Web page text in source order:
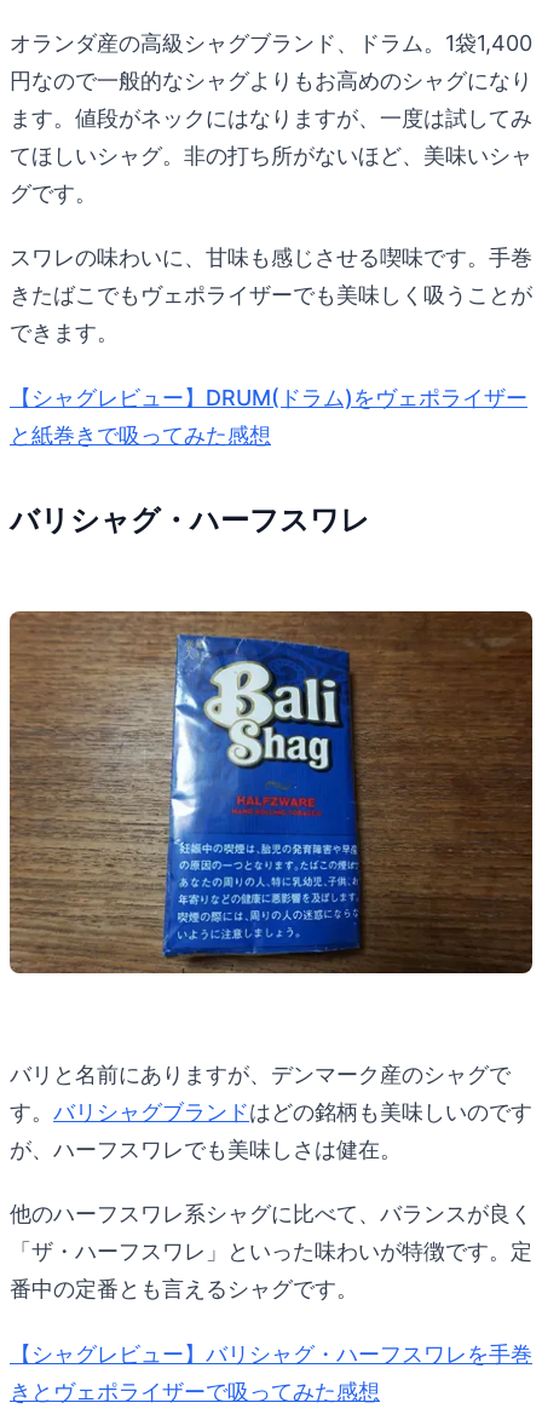
オランダ産の高級シャグブランド、ドラム。1袋1,400
円なので一般的なシャグよりもお高めのシャグになり
ます。値段がネックにはなりますが、一度は試してみ
てほしいシャグ。非の打ち所がないほど、美味いシャ
グです。
スワレの味わいに、甘味も感じさせる喫味です。手巻
きたばこでもヴェポライザーでも美味しく吸うことが
できます。
【シャグレビュー】DRUM(ドラム)をヴェポライザー
と紙巻きで吸ってみた感想
バリシャグ・ハーフスワレ
バリと名前にありますが、デンマーク産のシャグで
す。 バリシャグブランドはどの銘柄も美味しいのです
が、ハーフスワレでも美味しさは健在。
他のハーフスワレ系シャグに比べて、バランスが良く
「ザ・ハーフスワレ」といった味わいが特徴です。定
番中の定番とも言えるシャグです。
【シャグレビュー】バリシャグ・ハーフスワレを手巻
きとヴェポライザーで吸ってみた感想